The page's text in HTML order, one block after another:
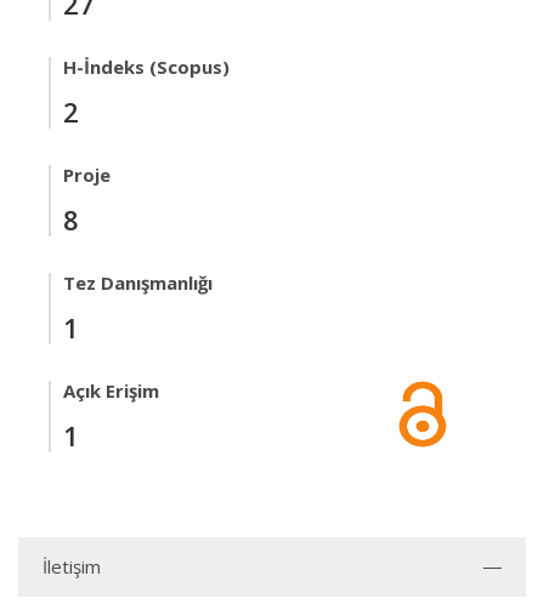
H-İndeks (Scopus)
2
Proje
8
Tez Danışmanlığı
1
Açık Erişim
1
İletişim